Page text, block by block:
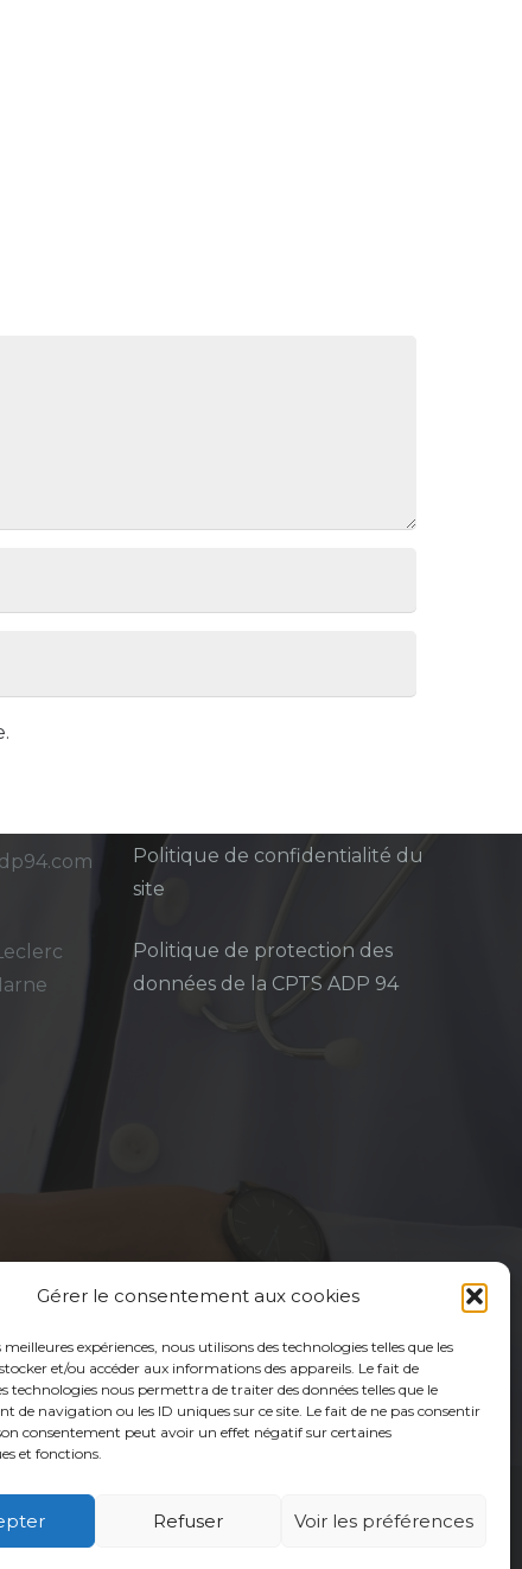
Gérer le consentement aux cookies
expériences, nous utilisons des technologies telles que les
et/ou accéder aux informations des appareils. Le fait de
technologies nous permettra de traiter des données telles que le
de navigation ou les ID uniques sur ce site. Le fait de ne pas consentir
consentement peut avoir un effet négatif sur certaines
et fonctions.
Refuser Voir les préférences
Politique de confidentialité du
site
Politique de protection des
données de la CPTS ADP 94
Usagers Actualités Adhérer Contact